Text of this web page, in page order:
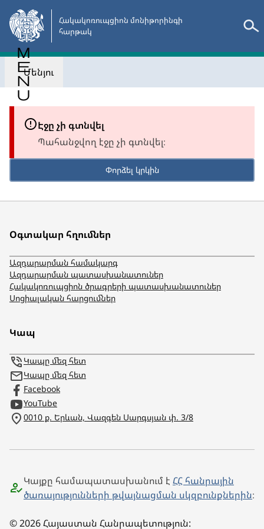
Անցնել
հիմնական
բովանդակությանը
Հակակոռուպցիոն մոնիթորինգի
հարթակ
Մենյու
Էջը չի գտնվել
Պահանջվող էջը չի գտնվել։
Փորձել կրկին
Օգտակար հղումներ
Ազդարարման համակարգ
Ազդարարման պատասխանատուներ
Հակակոռուպցիոն ծրագրերի պատասխանատուներ
Սոցիալական հարցումներ
Կապ
Կապը մեզ հետ
Կապը մեզ հետ
Facebook
YouTube
0010 ք. Երևան, Վազգեն Սարգսյան փ. 3/8
Կայքը համապատասխանում է ՀՀ հանրային
ծառայությունների թվայնացման սկզբունքներին։
© 2026 Հայաստան Հանրապետություն: